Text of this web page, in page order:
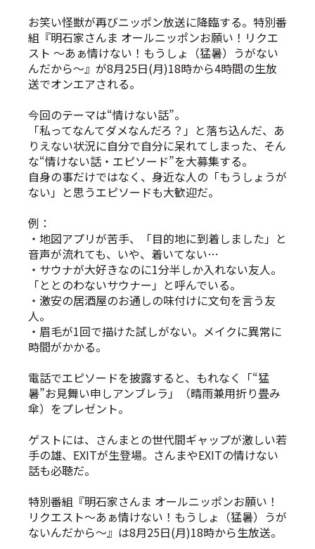
お笑い怪獣が再びニッポン放送に降臨する。特別番
組『明石家さんま オールニッポンお願い！リクエ
スト 〜あぁ情けない！もうしょ（猛暑）うがない
んだから〜』が8月25日(月)18時から4時間の生放
送でオンエアされる。
今回のテーマは“情けない話”。
「私ってなんてダメなんだろ？」と落ち込んだ、あ
りえない状況に自分で自分に呆れてしまった、そん
な“情けない話・エピソード”を大募集する。
自身の事だけではなく、身近な人の「もうしょうが
ない」と思うエピソードも大歓迎だ。
例：
・地図アプリが苦手、「目的地に到着しました」と
音声が流れても、いや、着いてない…
・サウナが大好きなのに1分半しか入れない友人。
「ととのわないサウナー」と呼んでいる。
・激安の居酒屋のお通しの味付けに文句を言う友
人。
・眉毛が1回で描けた試しがない。メイクに異常に
時間がかかる。
電話でエピソードを披露すると、もれなく「“猛
暑”お見舞い申しアンブレラ」（晴雨兼用折り畳み
傘）をプレゼント。
ゲストには、さんまとの世代間ギャップが激しい若
手の雄、EXITが生登場。さんまやEXITの情けない
話も必聴だ。
特別番組『明石家さんま オールニッポンお願い！
リクエスト〜あぁ情けない！もうしょ（猛暑）うが
ないんだから〜』は8月25日(月)18時から生放送。